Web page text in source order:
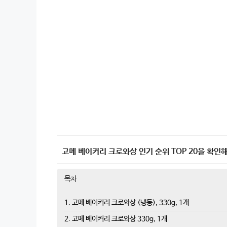
고메 베이커리 크로와상 인기 순위 TOP 20을 확인
목차
1. 고메 베이커리 크로와상 (냉동), 330g, 1개
2. 고메 베이커리 크로와상 330g, 1개